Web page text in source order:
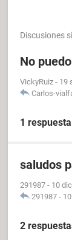
Discusiones
No
VickyRuiz - 19
Carlos-
1 respuesta
saludos
291987 - 10
291987 -
2